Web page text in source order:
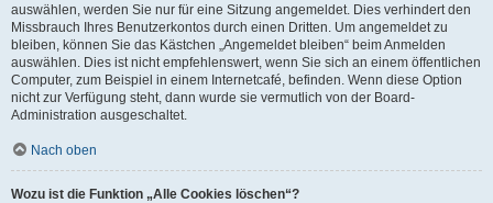
auswählen, werden Sie nur für eine Sitzung angemeldet. Dies verhindert den
Missbrauch Ihres Benutzerkontos durch einen Dritten. Um angemeldet zu
bleiben, können Sie das Kästchen „Angemeldet bleiben“ beim Anmelden
auswählen. Dies ist nicht empfehlenswert, wenn Sie sich an einem öffentlichen
Computer, zum Beispiel in einem Internetcafé, befinden. Wenn diese Option
nicht zur Verfügung steht, dann wurde sie vermutlich von der Board-
Administration ausgeschaltet.
Nach oben
Wozu ist die Funktion „Alle Cookies löschen“?